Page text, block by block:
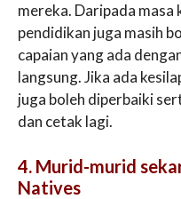
mereka. Daripada masa
pendidikan juga masih
capaian yang ada
langsung. Jika ada
juga boleh diperbaiki
dan cetak lagi.
4. Murid-murid
Natives